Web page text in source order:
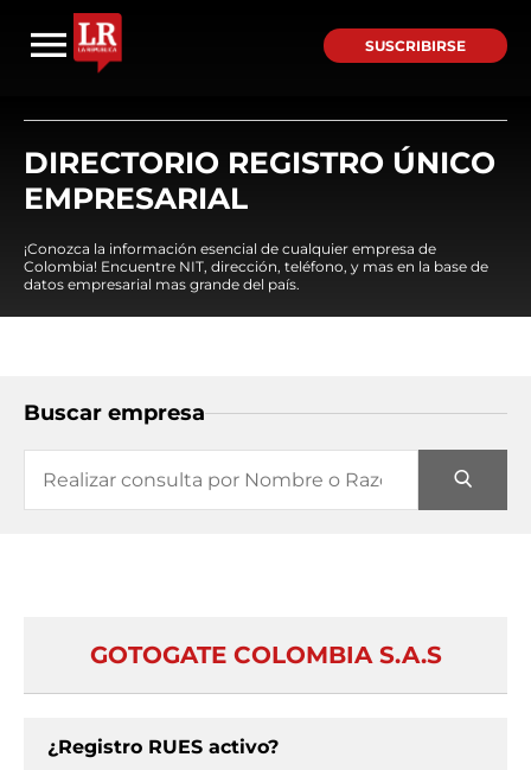
SUSCRIBIRSE
DIRECTORIO REGISTRO ÚNICO
EMPRESARIAL
¡Conozca la información esencial de cualquier empresa de
Colombia! Encuentre NIT, dirección, teléfono, y mas en la base de
datos empresarial mas grande del país.
Buscar empresa
GOTOGATE COLOMBIA S.A.S
¿Registro RUES activo?